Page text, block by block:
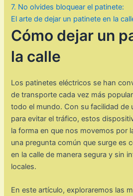
7. No olvides bloquear el patinete:
El arte de dejar un patinete en la
Cómo dejar un
la calle
Los patinetes eléctricos se han
de transporte cada vez más
todo el mundo. Con su facilidad de
para evitar el tráfico, estos
la forma en que nos movemos por
una pregunta común que surge es
en la calle de manera segura y sin
locales.
En este artículo, exploraremos las